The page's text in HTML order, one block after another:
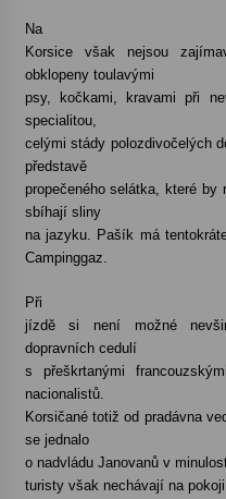
Na
Korsice však nejsou
obklopeny toulavými
psy, kočkami, kravami při
specialitou,
celými stády polozdivočelých
představě
propečeného selátka, které by
sbíhají sliny
na jazyku. Pašík má
Campinggaz.
Při
jízdě si není možné
dopravních cedulí
s přeškrtanými
nacionalistů.
Korsičané totiž od pradávna
se jednalo
o nadvládu Janovanů v
turisty však nechávají na pokoji.